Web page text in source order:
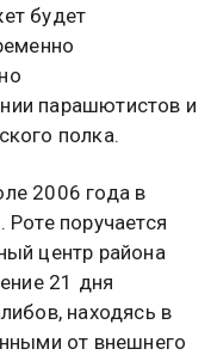
будет
парашютистов и
полка.
2006 года в
поручается
центр района
21 дня
находясь в
от внешнего